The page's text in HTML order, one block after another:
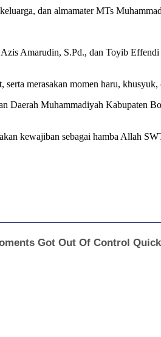
dan almamater MTs
Amarudin, S.Pd., dan Toyib
merasakan momen haru, khusyuk,
Daerah Muhammadiyah
kewajiban sebagai hamba Allah